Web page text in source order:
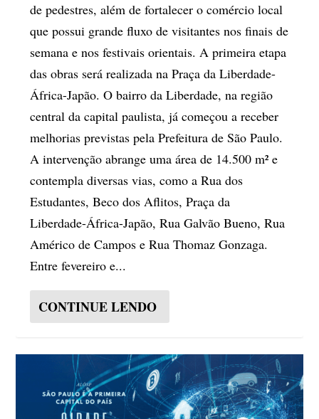
de pedestres, além de fortalecer o comércio local
que possui grande fluxo de visitantes nos finais de
semana e nos festivais orientais. A primeira etapa
das obras será realizada na Praça da Liberdade-
África-Japão. O bairro da Liberdade, na região
central da capital paulista, já começou a receber
melhorias previstas pela Prefeitura de São Paulo.
A intervenção abrange uma área de 14.500 m² e
contempla diversas vias, como a Rua dos
Estudantes, Beco dos Aflitos, Praça da
Liberdade-África-Japão, Rua Galvão Bueno, Rua
Américo de Campos e Rua Thomaz Gonzaga.
Entre fevereiro e...
CONTINUE LENDO